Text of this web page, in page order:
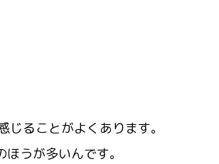
ることがよくあります。
うが多いんです。